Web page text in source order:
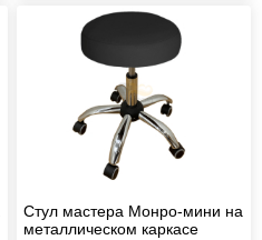
Стул мастера Монро-мини на
металлическом каркасе